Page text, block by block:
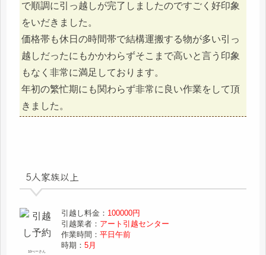
で順調に引っ越しが完了しましたのですごく好印象
をいだきました。
価格帯も休日の時間帯で結構運搬する物が多い引っ
越しだったにもかかわらずそこまで高いと言う印象
もなく非常に満足しております。
年初の繁忙期にも関わらず非常に良い作業をして頂
きました。
5人家族以上
10べーさん
引越し料金： 100000円
引越業者： アート引越センター
作業時間：平日午前
時期：5月